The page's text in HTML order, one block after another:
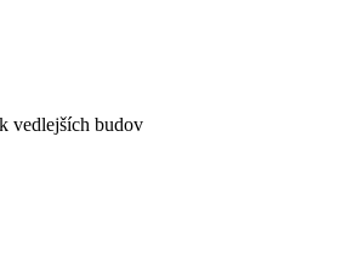
vedlejších budov